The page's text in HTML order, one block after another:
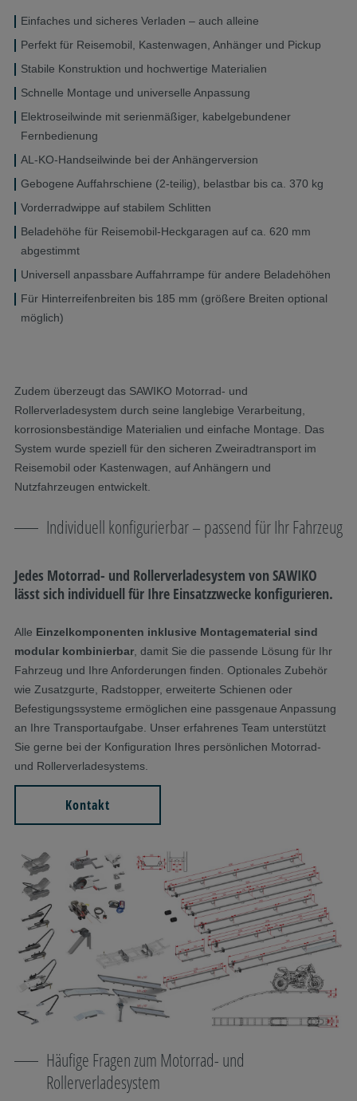
Einfaches und sicheres Verladen – auch alleine
Perfekt für Reisemobil, Kastenwagen, Anhänger und Pickup
Stabile Konstruktion und hochwertige Materialien
Schnelle Montage und universelle Anpassung
Elektroseilwinde mit serienmäßiger, kabelgebundener
Fernbedienung
AL-KO-Handseilwinde bei der Anhängerversion
Gebogene Auffahrschiene (2-teilig), belastbar bis ca. 370 kg
Vorderradwippe auf stabilem Schlitten
Beladehöhe für Reisemobil-Heckgaragen auf ca. 620 mm
abgestimmt
Universell anpassbare Auffahrrampe für andere Beladehöhen
Für Hinterreifenbreiten bis 185 mm (größere Breiten optional
möglich)
Zudem überzeugt das SAWIKO Motorrad- und
Rollerverladesystem durch seine langlebige Verarbeitung,
korrosionsbeständige Materialien und einfache Montage. Das
System wurde speziell für den sicheren Zweiradtransport im
Reisemobil oder Kastenwagen, auf Anhängern und
Nutzfahrzeugen entwickelt.
Individuell konfigurierbar – passend für Ihr Fahrzeug
Jedes Motorrad- und Rollerverladesystem von SAWIKO
lässt sich individuell für Ihre Einsatzzwecke konfigurieren.
Alle Einzelkomponenten inklusive Montagematerial sind
modular kombinierbar , damit Sie die passende Lösung für Ihr
Fahrzeug und Ihre Anforderungen finden. Optionales Zubehör
wie Zusatzgurte, Radstopper, erweiterte Schienen oder
Befestigungssysteme ermöglichen eine passgenaue Anpassung
an Ihre Transportaufgabe. Unser erfahrenes Team unterstützt
Sie gerne bei der Konfiguration Ihres persönlichen Motorrad-
und Rollerverladesystems.
Kontakt
Häufige Fragen zum Motorrad- und
Rollerverladesystem